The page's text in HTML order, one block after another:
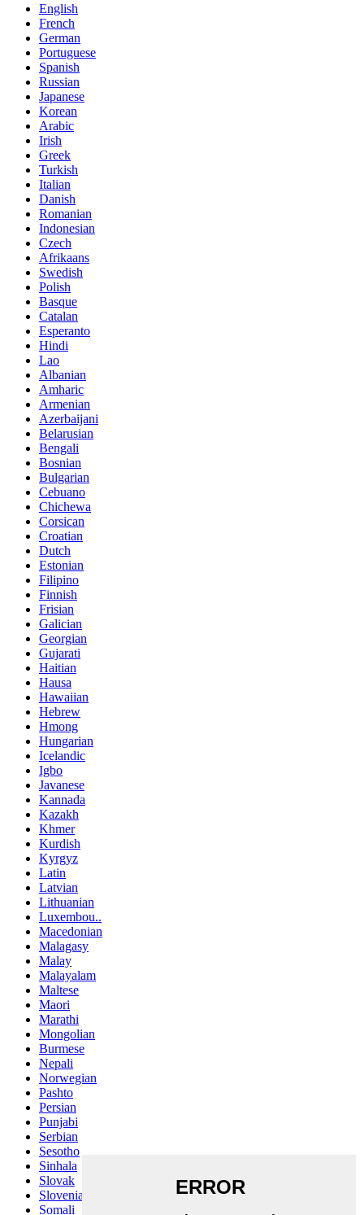
English
French
German
Portuguese
Spanish
Russian
Japanese
Korean
Arabic
Irish
Greek
Turkish
Italian
Danish
Romanian
Indonesian
Czech
Afrikaans
Swedish
Polish
Basque
Catalan
Esperanto
Hindi
Lao
Albanian
Amharic
Armenian
Azerbaijani
Belarusian
Bengali
Bosnian
Bulgarian
Cebuano
Chichewa
Corsican
Croatian
Dutch
Estonian
Filipino
Finnish
Frisian
Galician
Georgian
Gujarati
Haitian
Hausa
Hawaiian
Hebrew
Hmong
Hungarian
Icelandic
Igbo
Javanese
Kannada
Kazakh
Khmer
Kurdish
Kyrgyz
Latin
Latvian
Lithuanian
Luxembou..
Macedonian
Malagasy
Malay
Malayalam
Maltese
Maori
Marathi
Mongolian
Burmese
Nepali
Norwegian
Pashto
Persian
Punjabi
Serbian
Sesotho
Sinhala
Slovak
Slovenian
Somali